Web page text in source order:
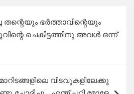
തന്റെയും ഭർത്താവിന്റെയും
ചെകിട്ടത്തിനു അവൾ ഒന്ന്
വിടവുകളിലേക്കു